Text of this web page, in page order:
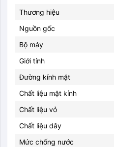
Thương hiệu
Nguồn gốc
Bộ máy
Giới tính
Đường kính mặt
Chất liệu mặt kính
Chất liệu vỏ
Chất liệu dây
Mức chống nước